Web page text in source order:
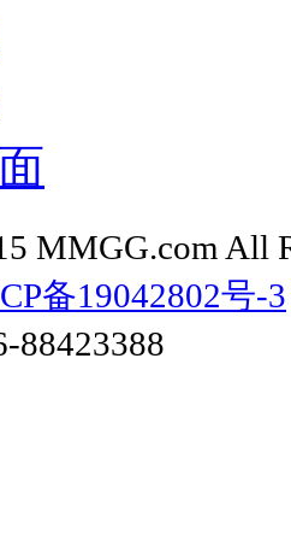
MMGG.com All
备19042802号-3
88423388